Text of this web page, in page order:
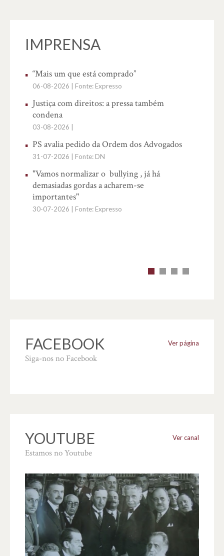
IMPRENSA
“Mais um que está comprado”
06-08-2026 | Fonte: Expresso
Justiça com direitos: a pressa também
condena
03-08-2026 |
PS avalia pedido da Ordem dos Advogados
31-07-2026 | Fonte: DN
"Vamos normalizar o bullying , já há
demasiadas gordas a acharem-se
importantes"
30-07-2026 | Fonte: Expresso
FACEBOOK
Siga-nos no Facebook
Ver página
YOUTUBE
Estamos no Youtube
Ver canal